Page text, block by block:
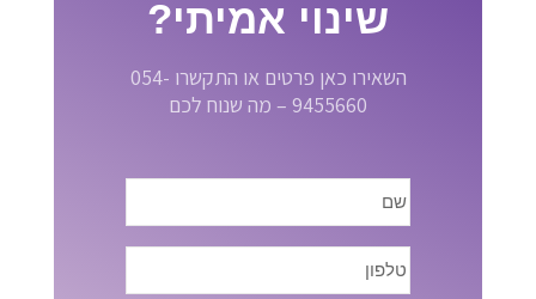
שינוי אמיתי?
השאירו כאן פרטים או התקשרו 054-
9455660 – מה שנוח לכם